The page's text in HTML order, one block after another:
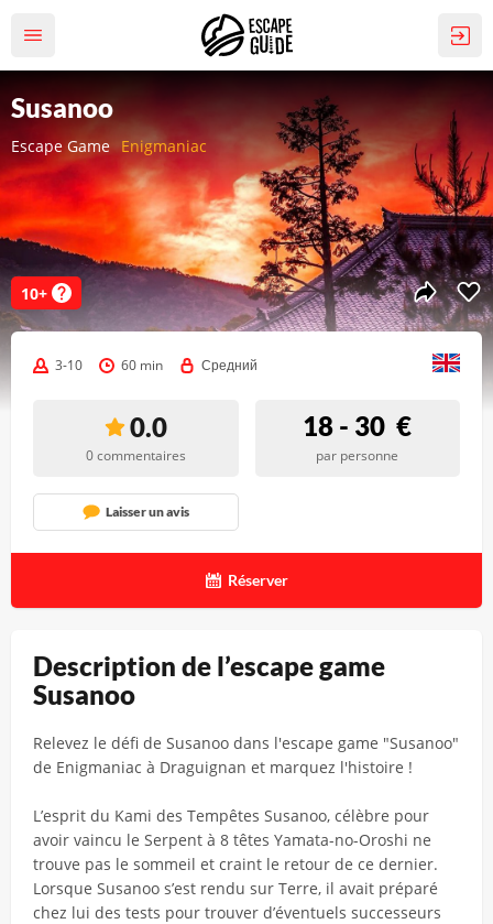
Escape Game Enigmaniac
Susanoo
10+
Description de l’escape game
Susanoo
Relevez le défi de Susanoo dans l'escape game "Susanoo"
de Enigmaniac à Draguignan et marquez l'histoire !
L’esprit du Kami des Tempêtes Susanoo, célèbre pour
avoir vaincu le Serpent à 8 têtes Yamata-no-Oroshi ne
trouve pas le sommeil et craint le retour de ce dernier.
Lorsque Susanoo s’est rendu sur Terre, il avait préparé
chez lui des tests pour trouver d’éventuels successeurs
3-10 60 min Средний
0.0
0 commentaires
18 - 30 €
par personne
Laisser un avis
Réserver